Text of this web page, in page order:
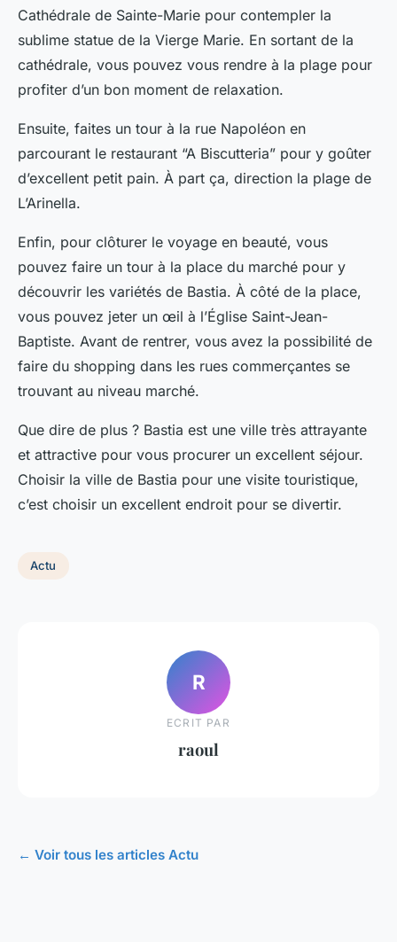
Cathédrale de Sainte-Marie pour contempler la
sublime statue de la Vierge Marie. En sortant de la
cathédrale, vous pouvez vous rendre à la plage pour
profiter d’un bon moment de relaxation.
Ensuite, faites un tour à la rue Napoléon en
parcourant le restaurant “A Biscutteria” pour y goûter
d’excellent petit pain. À part ça, direction la plage de
L’Arinella.
Enfin, pour clôturer le voyage en beauté, vous
pouvez faire un tour à la place du marché pour y
découvrir les variétés de Bastia. À côté de la place,
vous pouvez jeter un œil à l’Église Saint-Jean-
Baptiste. Avant de rentrer, vous avez la possibilité de
faire du shopping dans les rues commerçantes se
trouvant au niveau marché.
Que dire de plus ? Bastia est une ville très attrayante
et attractive pour vous procurer un excellent séjour.
Choisir la ville de Bastia pour une visite touristique,
c’est choisir un excellent endroit pour se divertir.
Actu
R
ECRIT PAR
raoul
← Voir tous les articles Actu